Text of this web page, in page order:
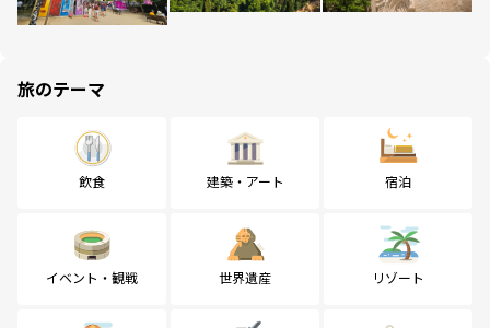
旅のテーマ
飲食 建築・アート 宿泊
イベント・観戦 世界遺産 リゾート